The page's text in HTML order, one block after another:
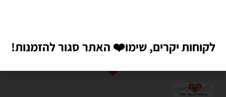
אנחנו גם ברשתות חברתיות:לקוחות יקרים, שימו❤️ האתר סגור להזמנות!